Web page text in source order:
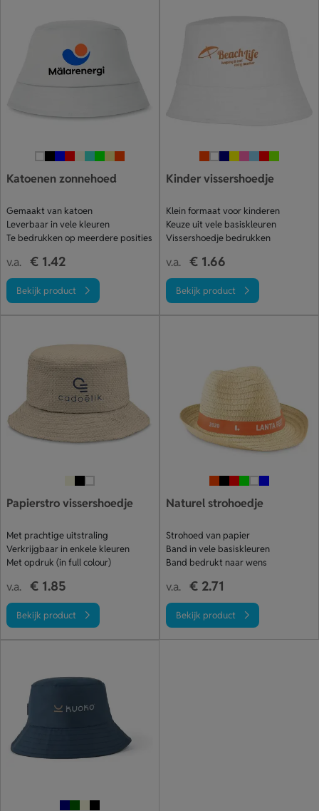
Katoenen zonnehoed
Gemaakt van katoen
Leverbaar in vele kleuren
Te bedrukken op meerdere posities
v.a. € 1.42
Bekijk product
Kinder vissershoedje
Klein formaat voor kinderen
Keuze uit vele basiskleuren
Vissershoedje bedrukken
v.a. € 1.66
Bekijk product
Papierstro vissershoedje
Met prachtige uitstraling
Verkrijgbaar in enkele kleuren
Met opdruk (in full colour)
v.a. € 1.85
Bekijk product
Naturel strohoedje
Strohoed van papier
Band in vele basiskleuren
Band bedrukt naar wens
v.a. € 2.71
Bekijk product